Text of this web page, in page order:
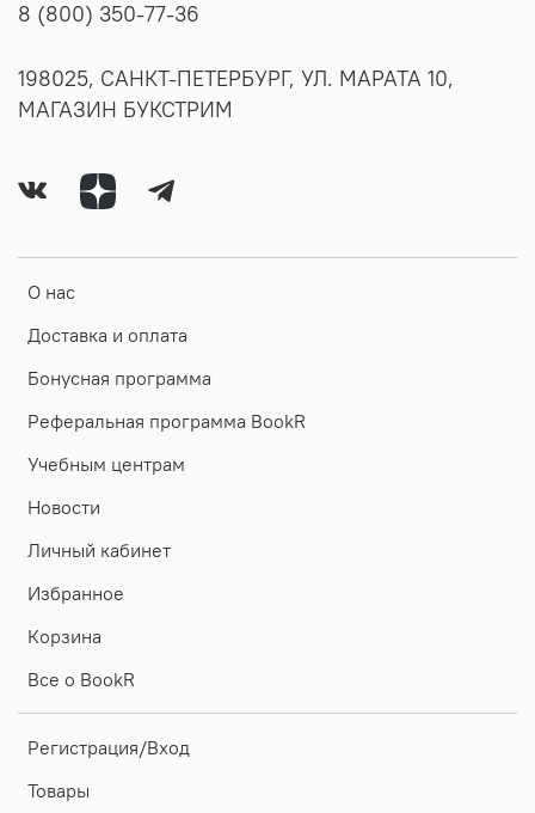
О нас
Доставка и оплата
Бонусная программа
Реферальная программа BookR
Учебным центрам
Новости
Личный кабинет
Избранное
Корзина
Все о BookR
Регистрация/Вход
Товары
8 (800) 350-77-36
198025, САНКТ-ПЕТЕРБУРГ, УЛ. МАРАТА 10,
МАГАЗИН БУКСТРИМ